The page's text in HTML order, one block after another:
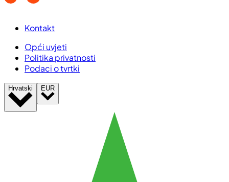
Kontakt
Opći uvjeti
Politika privatnosti
Podaci o tvrtki
Hrvatski EUR